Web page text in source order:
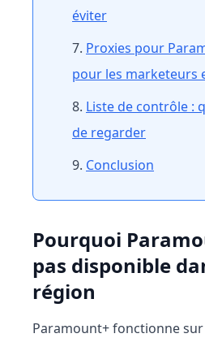
éviter
Proxies pour
pour les marketeurs
Liste de contrôle :
de regarder
Conclusion
Pourquoi
pas disponible
région
Paramount+ fonctionne